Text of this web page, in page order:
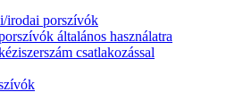
irodai porszívók
általános használatra
csatlakozással